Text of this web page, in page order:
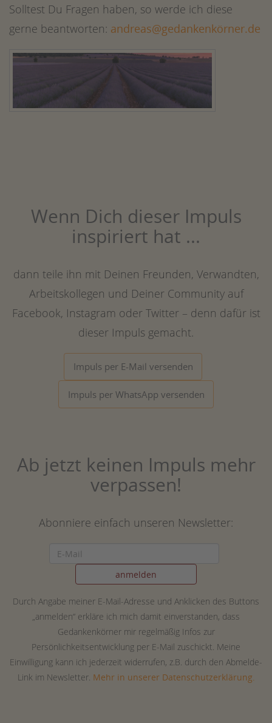
Solltest Du Fragen haben, so werde ich diese
gerne beantworten: andreas@gedankenkörner.de
Wenn Dich dieser Impuls
inspiriert hat ...
dann teile ihn mit Deinen Freunden, Verwandten,
Arbeitskollegen und Deiner Community auf
Facebook, Instagram oder Twitter – denn dafür ist
dieser Impuls gemacht.
Impuls per E-Mail versenden
Impuls per WhatsApp versenden
Ab jetzt keinen Impuls mehr
verpassen!
Abonniere einfach unseren Newsletter:
Durch Angabe meiner E-Mail-Adresse und Anklicken des Buttons
„anmelden“ erkläre ich mich damit einverstanden, dass
Gedankenkörner mir regelmäßig Infos zur
Persönlichkeitsentwicklung per E-Mail zuschickt. Meine
Einwilligung kann ich jederzeit widerrufen, z.B. durch den Abmelde-
Link im Newsletter. Mehr in unserer Datenschutzerklärung.